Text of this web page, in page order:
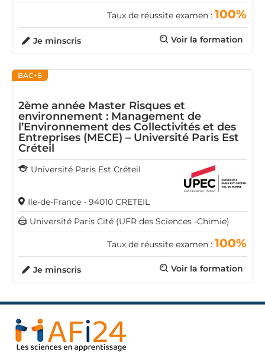
Taux de réussite examen : 100%
Voir la formation
Je minscris
BAC+5
2ème année Master Risques et
environnement : Management de
l’Environnement des Collectivités et des
Entreprises (MECE) – Université Paris Est
Créteil
Université Paris Est Créteil
Ile-de-France - 94010 CRETEIL
Université Paris Cité (UFR des Sciences -Chimie)
Taux de réussite examen : 100%
Voir la formation
Je minscris